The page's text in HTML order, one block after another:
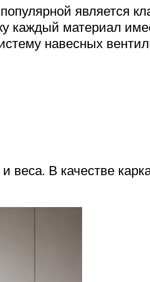
является
каждый материал
навесных
веса. В качестве